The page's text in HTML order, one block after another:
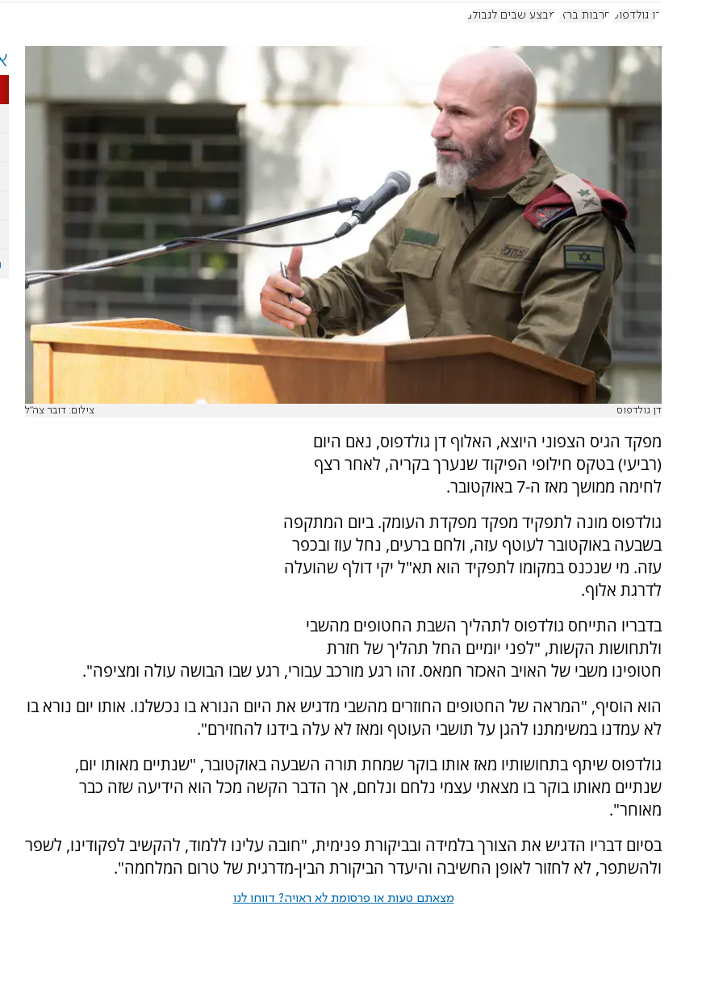
דן גולדפוס חרבות ברזל מבצע שבים לגבולם
דן גולדפוס צילום: דובר צה"ל
מפקד הגיס הצפוני היוצא, האלוף דן גולדפוס, נאם היום
(רביעי) בטקס חילופי הפיקוד שנערך בקריה, לאחר רצף
לחימה ממושך מאז ה-7 באוקטובר.
גולדפוס מונה לתפקיד מפקד מפקדת העומק. ביום המתקפה
בשבעה באוקטובר לעוטף עזה, ולחם ברעים, נחל עוז ובכפר
עזה. מי שנכנס במקומו לתפקיד הוא תא"ל יקי דולף שהועלה
לדרגת אלוף.
בדבריו התייחס גולדפוס לתהליך השבת החטופים מהשבי
ולתחושות הקשות, "לפני יומיים החל תהליך של חזרת
חטופינו משבי של האויב האכזר חמאס. זהו רגע מורכב עבורי, רגע שבו הבושה עולה ומציפה".
הוא הוסיף, "המראה של החטופים החוזרים מהשבי מדגיש את היום הנורא בו נכשלנו. אותו יום נורא בו
לא עמדנו במשימתנו להגן על תושבי העוטף ומאז לא עלה בידנו להחזירם".
גולדפוס שיתף בתחושותיו מאז אותו בוקר שמחת תורה השבעה באוקטובר, "שנתיים מאותו יום,
שנתיים מאותו בוקר בו מצאתי עצמי נלחם ונלחם, אך הדבר הקשה מכל הוא הידיעה שזה כבר
מאוחר".
בסיום דבריו הדגיש את הצורך בלמידה ובביקורת פנימית, "חובה עלינו ללמוד, להקשיב לפקודינו, לשפר
ולהשתפר, לא לחזור לאופן החשיבה והיעדר הביקורת הבין-מדרגית של טרום המלחמה".
מצאתם טעות או פרסומת לא ראויה? דווחו לנו